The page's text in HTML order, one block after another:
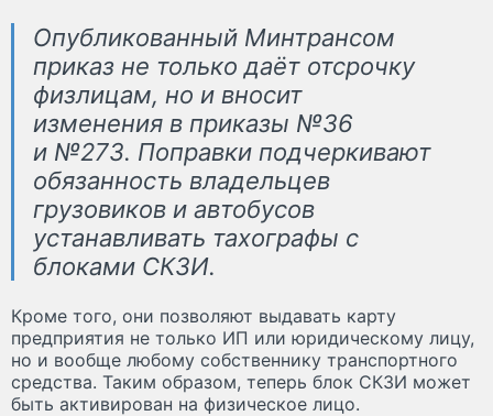
Опубликованный Минтрансом
приказ не только даёт отсрочку
физлицам, но и вносит
изменения в приказы №36
и №273. Поправки подчеркивают
обязанность владельцев
грузовиков и автобусов
устанавливать тахографы с
блоками СКЗИ.
Кроме того, они позволяют выдавать карту
предприятия не только ИП или юридическому лицу,
но и вообще любому собственнику транспортного
средства. Таким образом, теперь блок СКЗИ может
быть активирован на физическое лицо.